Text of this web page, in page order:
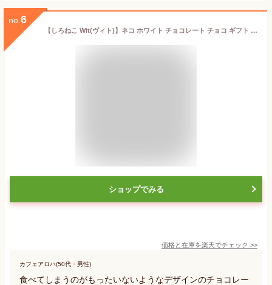
no. 6
【しろねこ Wit(ヴィト)】ネコ ホワイト チョコレート チョコ ギフト スイーツ 猫 猫型 動物 映えスイーツ お菓子 おしゃれ 可愛いお菓子 可愛いチョコレート ベルギー 高級 高級チョコ 板チョコ 猫のチョコ センスのいい プレゼント 猫好き 誕生日 ホワイトデー
ショップでみる
価格と在庫を楽天でチェック >>
カフェアロハ(50代・男性)
食べてしまうのがもったいないようなデザインのチョコレー